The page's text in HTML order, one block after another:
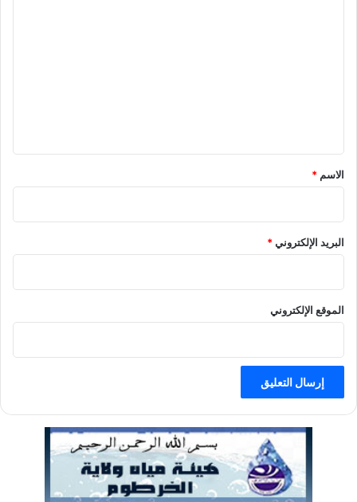
الاسم *
البريد الإلكتروني*
الموقع الإلكتروني